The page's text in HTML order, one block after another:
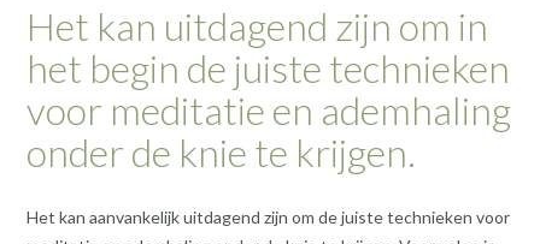
Het kan uitdagend zijn om in
het begin de juiste technieken
voor meditatie en ademhaling
onder de knie te krijgen.
Het kan aanvankelijk uitdagend zijn om de juiste technieken voor